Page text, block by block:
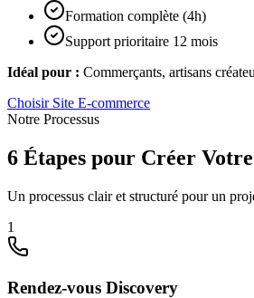
Formation complète (4h)
Support prioritaire 12 mois
Idéal pour : Commerçants, artisans
Choisir Site E-commerce
Notre Processus
6 Étapes pour Créer
Un processus clair et structuré pour un
1
Rendez-vous Discovery